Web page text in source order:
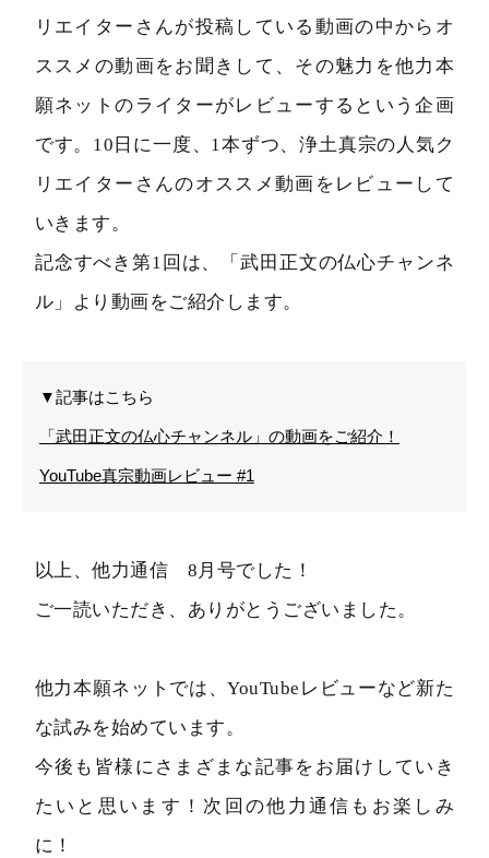
リエイターさんが投稿している動画の中からオ
ススメの動画をお聞きして、その魅力を他力本
願ネットのライターがレビューするという企画
です。10日に一度、1本ずつ、浄土真宗の人気ク
リエイターさんのオススメ動画をレビューして
いきます。
記念すべき第1回は、「武田正文の仏心チャンネ
ル」より動画をご紹介します。
▼記事はこちら
「武田正文の仏心チャンネル」の動画をご紹介！
YouTube真宗動画レビュー #1
以上、他力通信 8月号でした！
ご一読いただき、ありがとうございました。
他力本願ネットでは、YouTubeレビューなど新た
な試みを始めています。
今後も皆様にさまざまな記事をお届けしていき
たいと思います！次回の他力通信もお楽しみ
に！